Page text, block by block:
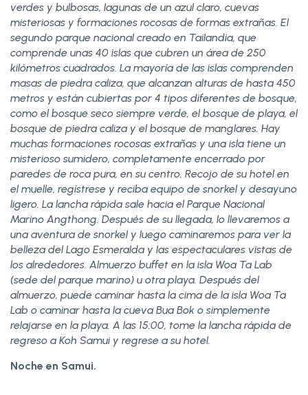
verdes y bulbosas, lagunas de un azul claro, cuevas
misteriosas y formaciones rocosas de formas extrañas. El
segundo parque nacional creado en Tailandia, que
comprende unas 40 islas que cubren un área de 250
kilómetros cuadrados. La mayoría de las islas comprenden
masas de piedra caliza, que alcanzan alturas de hasta 450
metros y están cubiertas por 4 tipos diferentes de bosque,
como el bosque seco siempre verde, el bosque de playa, el
bosque de piedra caliza y el bosque de manglares. Hay
muchas formaciones rocosas extrañas y una isla tiene un
misterioso sumidero, completamente encerrado por
paredes de roca pura, en su centro. Recojo de su hotel en
el muelle, regístrese y reciba equipo de snorkel y desayuno
ligero. La lancha rápida sale hacia el Parque Nacional
Marino Angthong. Después de su llegada, lo llevaremos a
una aventura de snorkel y luego caminaremos para ver la
belleza del Lago Esmeralda y las espectaculares vistas de
los alrededores. Almuerzo buffet en la isla Woa Ta Lab
(sede del parque marino) u otra playa. Después del
almuerzo, puede caminar hasta la cima de la isla Woa Ta
Lab o caminar hasta la cueva Bua Bok o simplemente
relajarse en la playa. A las 15:00, tome la lancha rápida de
regreso a Koh Samui y regrese a su hotel.
Noche en Samui.